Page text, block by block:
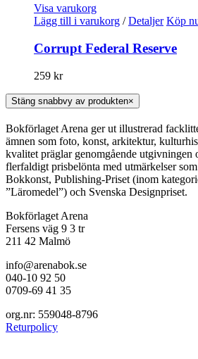
Visa varukorg
Lägg till i varukorg / Detaljer Köp
Corrupt Federal Reserve
259 kr
Stäng snabbvy av produkten×
Bokförlaget Arena ger ut illustrerad
ämnen som foto, konst, arkitektur,
kvalitet präglar genomgående utgivningen
flerfaldigt prisbelönta med utmärkelser
Bokkonst, Publishing-Priset (inom
”Läromedel”) och Svenska Designpriset.
Bokförlaget Arena
Fersens väg 9 3 tr
211 42 Malmö
info@arenabok.se
040-10 92 50
0709-69 41 35
org.nr: 559048-8796
Returpolicy